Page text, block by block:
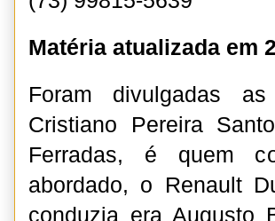
Matéria atualizada em
Foram divulgadas
Cristiano Pereira
Ferradas, é quem
abordado, o Renault
conduzia era Augusto